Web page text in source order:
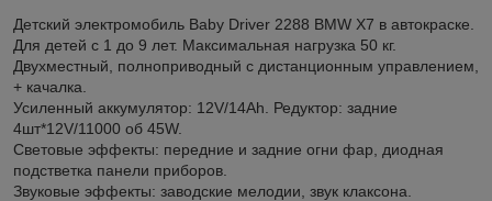
Детский электромобиль Baby Driver 2288 BMW X7 в автокраске.
Для детей с 1 до 9 лет. Максимальная нагрузка 50 кг.
Двухместный, полноприводный с дистанционным управлением,
+ качалка.
Усиленный аккумулятор: 12V/14Ah. Редуктор: задние
4шт*12V/11000 об 45W.
Световые эффекты: передние и задние огни фар, диодная
подстветка панели приборов.
Звуковые эффекты: заводские мелодии, звук клаксона.